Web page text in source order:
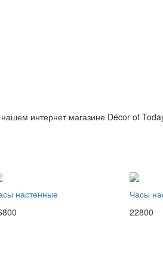
интернет магазине Décor of
настенные
Часы
22800